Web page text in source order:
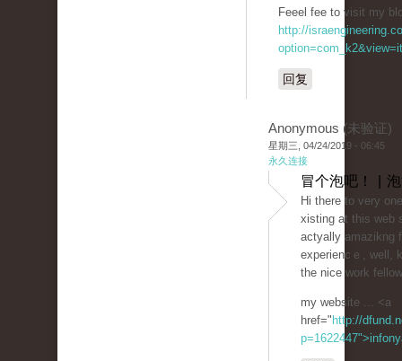
Feeel fee to visit my
http://
回复
Anonymous (未验证)
星期三, 04/24/2019 - 06:45
永久连接
冒个泡吧！ |
Hi there to very
xiѕting at this web
actyally amazikng
experiencｅ, well,
the nice work
my website ... <a
href=" http://